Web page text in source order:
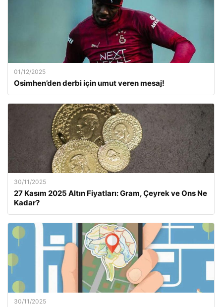
01/12/2025
Osimhen’den derbi için umut veren mesaj!
30/11/2025
27 Kasım 2025 Altın Fiyatları: Gram, Çeyrek ve Ons Ne
Kadar?
30/11/2025